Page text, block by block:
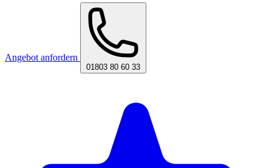
Angebot anfordern
01803 80 60 33